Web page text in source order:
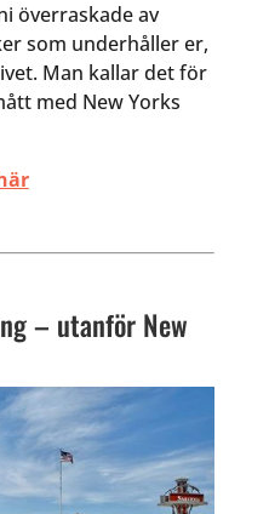
överraskade av
som underhåller er,
Man kallar det för
med New Yorks
– utanför New